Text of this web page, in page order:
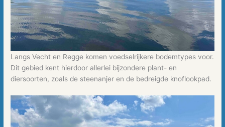
Langs Vecht en Regge komen voedselrijkere bodemtypes voor.
Dit gebied kent hierdoor allerlei bijzondere plant- en
diersoorten, zoals de steenanjer en de bedreigde knoflookpad.